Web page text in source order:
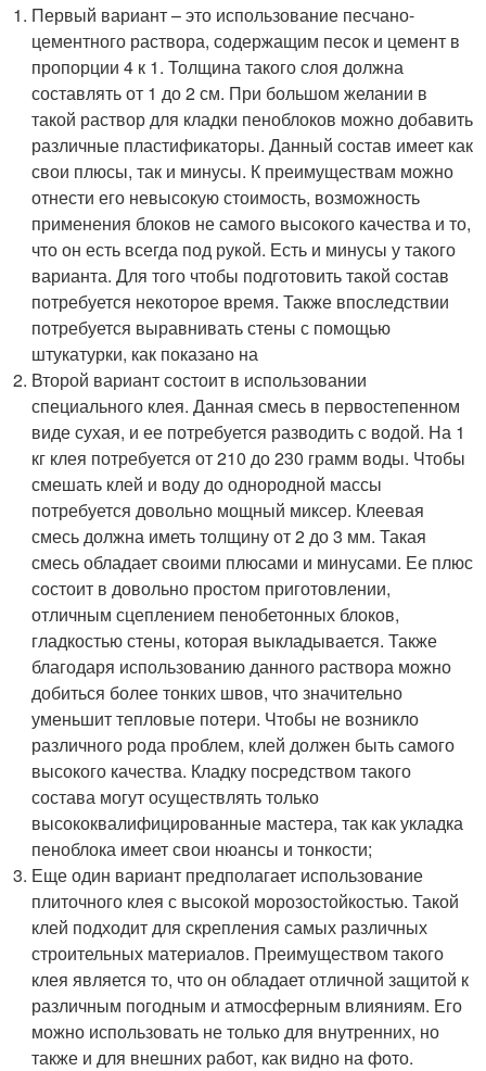
Первый вариант – это использование песчано-
цементного раствора, содержащим песок и цемент в
пропорции 4 к 1. Толщина такого слоя должна
составлять от 1 до 2 см. При большом желании в
такой раствор для кладки пеноблоков можно добавить
различные пластификаторы. Данный состав имеет как
свои плюсы, так и минусы. К преимуществам можно
отнести его невысокую стоимость, возможность
применения блоков не самого высокого качества и то,
что он есть всегда под рукой. Есть и минусы у такого
варианта. Для того чтобы подготовить такой состав
потребуется некоторое время. Также впоследствии
потребуется выравнивать стены с помощью
штукатурки, как показано на
Второй вариант состоит в использовании
специального клея. Данная смесь в первостепенном
виде сухая, и ее потребуется разводить с водой. На 1
кг клея потребуется от 210 до 230 грамм воды. Чтобы
смешать клей и воду до однородной массы
потребуется довольно мощный миксер. Клеевая
смесь должна иметь толщину от 2 до 3 мм. Такая
смесь обладает своими плюсами и минусами. Ее плюс
состоит в довольно простом приготовлении,
отличным сцеплением пенобетонных блоков,
гладкостью стены, которая выкладывается. Также
благодаря использованию данного раствора можно
добиться более тонких швов, что значительно
уменьшит тепловые потери. Чтобы не возникло
различного рода проблем, клей должен быть самого
высокого качества. Кладку посредством такого
состава могут осуществлять только
высококвалифицированные мастера, так как укладка
пеноблока имеет свои нюансы и тонкости;
Еще один вариант предполагает использование
плиточного клея с высокой морозостойкостью. Такой
клей подходит для скрепления самых различных
строительных материалов. Преимуществом такого
клея является то, что он обладает отличной защитой к
различным погодным и атмосферным влияниям. Его
можно использовать не только для внутренних, но
также и для внешних работ, как видно на фото.